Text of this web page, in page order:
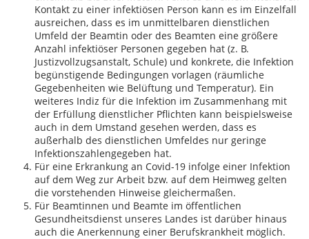
Kontakt zu einer infektiösen Person kann es im Einzelfall
ausreichen, dass es im unmittelbaren dienstlichen
Umfeld der Beamtin oder des Beamten eine größere
Anzahl infektiöser Personen gegeben hat (z. B.
Justizvollzugsanstalt, Schule) und konkrete, die Infektion
begünstigende Bedingungen vorlagen (räumliche
Gegebenheiten wie Belüftung und Temperatur). Ein
weiteres Indiz für die Infektion im Zusammenhang mit
der Erfüllung dienstlicher Pflichten kann beispielsweise
auch in dem Umstand gesehen werden, dass es
außerhalb des dienstlichen Umfeldes nur geringe
Infektionszahlengegeben hat.
Für eine Erkrankung an Covid-19 infolge einer Infektion
auf dem Weg zur Arbeit bzw. auf dem Heimweg gelten
die vorstehenden Hinweise gleichermaßen.
Für Beamtinnen und Beamte im öffentlichen
Gesundheitsdienst unseres Landes ist darüber hinaus
auch die Anerkennung einer Berufskrankheit möglich.